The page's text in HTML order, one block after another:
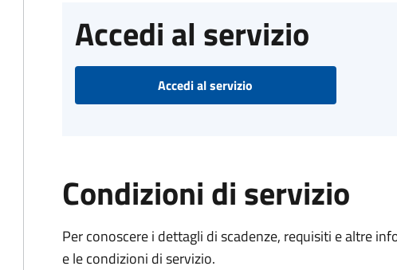
Accedi al servizio
Accedi al servizio
Condizioni di servizio
Per conoscere i dettagli di scadenze, requisiti e altre
e le condizioni di servizio.